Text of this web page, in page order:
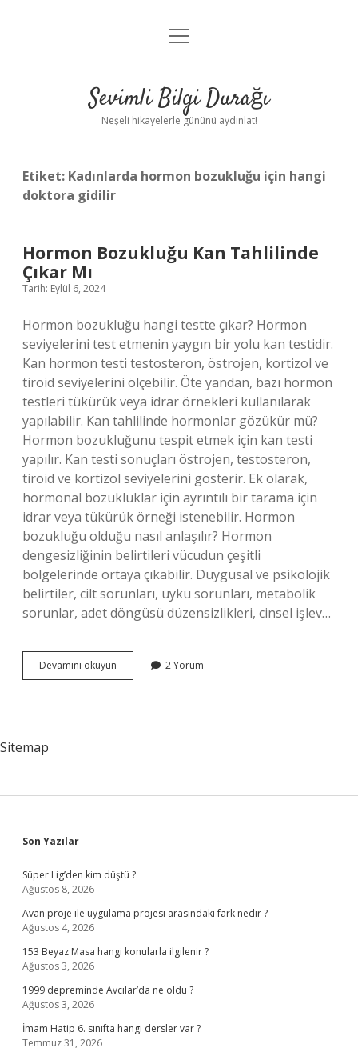
Anasayfa
Yasal Uyarı
menüyü
Sevimli Bilgi Durağı
Neşeli hikayelerle gününü aydınlat!
Etiket: Kadınlarda hormon bozukluğu için hangi
doktora gidilir
Hormon Bozukluğu Kan Tahlilinde
Çıkar Mı
Tarih: Eylül 6, 2024
Hormon bozukluğu hangi testte çıkar? Hormon
seviyelerini test etmenin yaygın bir yolu kan testidir.
Kan hormon testi testosteron, östrojen, kortizol ve
tiroid seviyelerini ölçebilir. Öte yandan, bazı hormon
testleri tükürük veya idrar örnekleri kullanılarak
yapılabilir. Kan tahlilinde hormonlar gözükür mü?
Hormon bozukluğunu tespit etmek için kan testi
yapılır. Kan testi sonuçları östrojen, testosteron,
tiroid ve kortizol seviyelerini gösterir. Ek olarak,
hormonal bozukluklar için ayrıntılı bir tarama için
idrar veya tükürük örneği istenebilir. Hormon
bozukluğu olduğu nasıl anlaşılır? Hormon
dengesizliğinin belirtileri vücudun çeşitli
bölgelerinde ortaya çıkabilir. Duygusal ve psikolojik
belirtiler, cilt sorunları, uyku sorunları, metabolik
sorunlar, adet döngüsü düzensizlikleri, cinsel işlev…
Devamını okuyun Hormon
Bozukluğu
2 Yorum
Sitemap
Sidebar
Son Yazılar
Süper Lig’den kim düştü ?
Ağustos 8, 2026
Avan proje ile uygulama projesi arasındaki fark nedir ?
Ağustos 4, 2026
153 Beyaz Masa hangi konularla ilgilenir ?
Ağustos 3, 2026
1999 depreminde Avcılar’da ne oldu ?
Ağustos 3, 2026
İmam Hatip 6. sınıfta hangi dersler var ?
Temmuz 31, 2026